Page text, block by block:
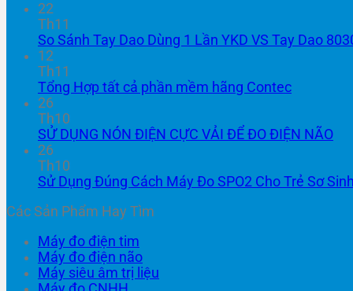
22
Th11
So Sánh Tay Dao Dùng 1 Lần YKD VS Tay Dao
12
Th11
Tổng Hợp tất cả phần mềm hãng Contec
26
Th10
SỬ DỤNG NÓN ĐIỆN CỰC VẢI ĐỂ ĐO ĐIỆN NÃO
26
Th10
Sử Dụng Đúng Cách Máy Đo SPO2 Cho Trẻ Sơ Sinh
Các Sản Phẩm Hay Tìm
Máy đo điện tim
Máy đo điện não
Máy siêu âm trị liệu